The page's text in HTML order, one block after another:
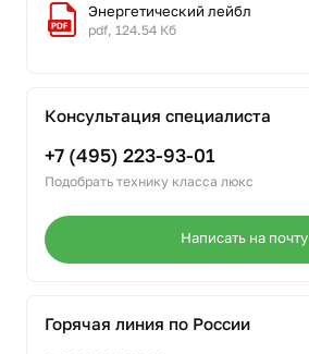
Энергетический лейбл
pdf, 124.54 Кб
Консультация специалиста
+7 (495) 223-93-01
Подобрать технику класса люкс
Написать на почту
Горячая линия по России